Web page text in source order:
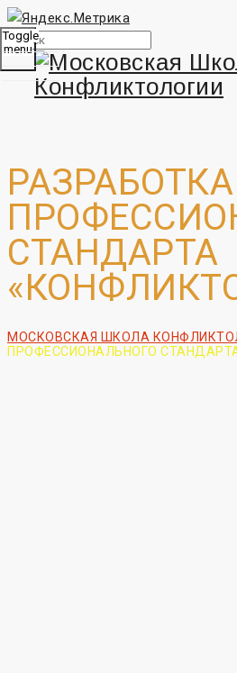
Toggle
menu
РАЗРАБОТКА
СТАНДАРТА
МОСКОВСКАЯ ШКОЛА
ПРОФЕССИОНАЛЬНОГО